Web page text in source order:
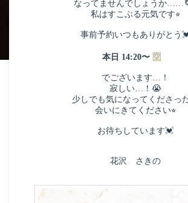
なってませんでしょうか
私はすこぶる元気です⭐︎
事前予約いつもありがとう
本日 14:20〜🈳
でございます…！
寂しい…！😭
少しでも気になってくださっ
会いにきてください⭐︎
お待ちしています💓
花沢 さきの